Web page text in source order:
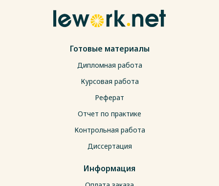
Готовые материалы
Дипломная работа
Курсовая работа
Реферат
Отчет по практике
Контрольная работа
Диссертация
Информация